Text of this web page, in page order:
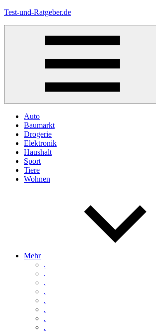
Zum
Test-und-Ratgeber.de
Auto
Baumarkt
Drogerie
Elektronik
Haushalt
Sport
Tiere
Wohnen
Mehr
.
.
.
.
.
.
.
.